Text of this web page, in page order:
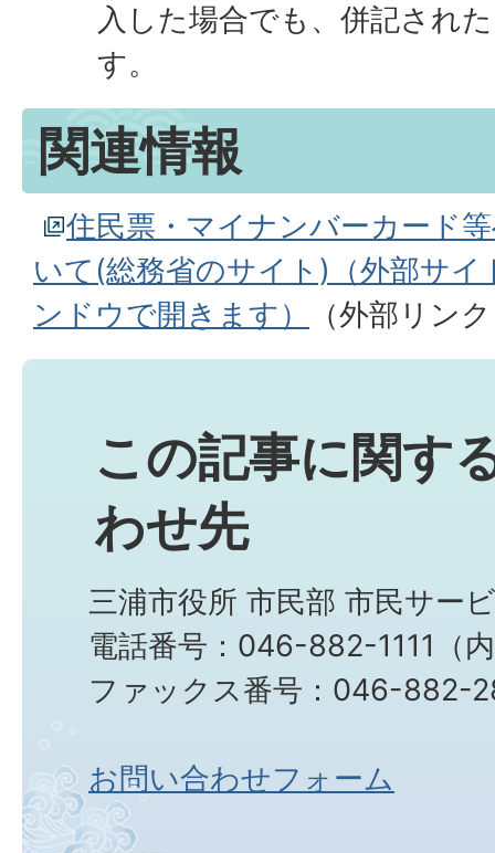
入した場合でも、併記され
す。
関連情報
住民票・マイナンバーカード
いて(総務省のサイト)（外部サ
ンドウで開きます）
（外部リン
この記事に関す
わせ先
三浦市役所 市民部 市民サー
電話番号：046-882-1111（
ファックス番号：046-882-
お問い合わせフォーム